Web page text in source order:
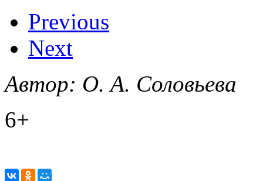
Previous
Next
Автор: О. А. Соловьева
6+